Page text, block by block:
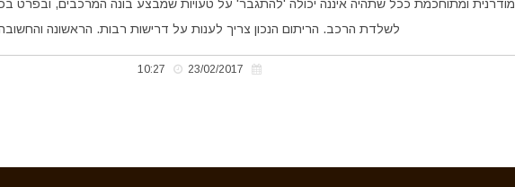
מודרנית ומתוחכמת ככל שתהיה איננה יכולה 'להתגבר' על טעויות שמבצע בונה המרכבים, ובפרט
לשלדת הרכב. הריתום הנכון צריך לענות על דרישות רבות. הראשונה